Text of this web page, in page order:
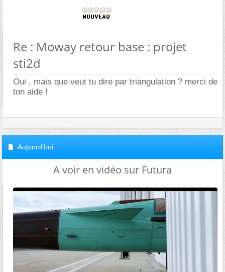
Re : Moway retour base : projet
sti2d
Oui , mais que veut tu dire par triangulation ? merci de
ton aide !
Aujourd'hui
A voir en vidéo sur Futura